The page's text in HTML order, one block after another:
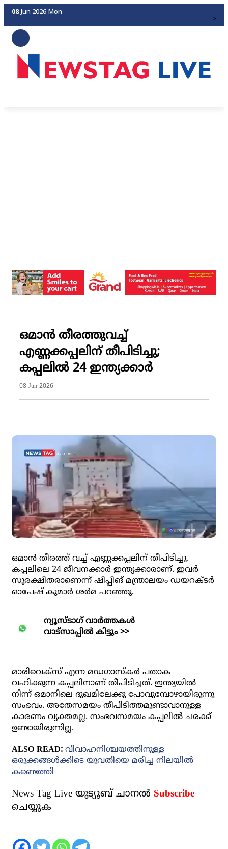
08 Jun 2026 Mon
>
ഒമാന്‍ തീരത്തുവച്ച്
എണ്ണക്കപ്പലിന് തീപിടിച്ചു;
കപ്പലില്‍ 24 ഇന്ത്യക്കാര്‍
08-Jun-2026
ഒമാന്‍ തീരത്ത് വച്ച് എണ്ണക്കപ്പലിന് തീപിടിച്ചു.
കപ്പലിലെ 24 ജീവനക്കാര്‍ ഇന്ത്യക്കാരാണ്. ഇവര്‍
സുരക്ഷിതരാണെന്ന് ഷിപ്പിങ് മന്ത്രാലയം ഡയറക്ടര്‍
ഓപേഷ് കുമാര്‍ ശര്‍മ പറഞ്ഞു.
ന്യൂസ്ടാഗ് വാര്‍ത്തകള്‍
വാട്‌സാപ്പില്‍ കിട്ടും >>
മാരിവെക്‌സ് എന്ന മഡഗാസ്‌കര്‍ പതാക
വഹിക്കുന്ന കപ്പലിനാണ് തീപിടിച്ചത്. ഇന്ത്യയില്‍
നിന്ന് ഒമാനിലെ ദുഖമിലേക്കു പോവുമ്പോഴായിരുന്നു
സംഭവം. അതേസമയം തീപിടിത്തമുണ്ടാവാനുള്ള
കാരണം വ്യക്തമല്ല. സംഭവസമയം കപ്പലില്‍ ചരക്ക്
ഉണ്ടായിരുന്നില്ല.
ALSO READ: വിവാഹനിശ്ചയത്തിനുള്ള
ഒരുക്കങ്ങള്‍ക്കിടെ യുവതിയെ മരിച്ച നിലയില്‍
കണ്ടെത്തി
News Tag Live യുട്യൂബ് ചാനല്‍ Subscribe
ചെയ്യുക